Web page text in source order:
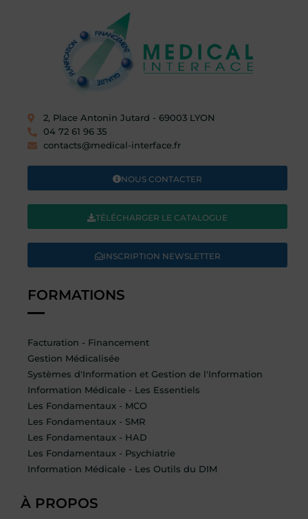
2, Place Antonin Jutard - 69003 LYON​
04 72 61 96 35
contacts@medical-interface.fr
NOUS CONTACTER
TÉLÉCHARGER LE CATALOGUE
INSCRIPTION NEWSLETTER
FORMATIONS
Facturation - Financement
Gestion Médicalisée
Systèmes d'Information et Gestion de l'Information
Information Médicale - Les Essentiels
Les Fondamentaux - MCO
Les Fondamentaux - SMR
Les Fondamentaux - HAD
Les Fondamentaux - Psychiatrie
Information Médicale - Les Outils du DIM
À PROPOS